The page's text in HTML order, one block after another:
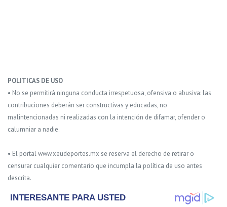
POLITICAS DE USO
• No se permitirá ninguna conducta irrespetuosa, ofensiva o abusiva: las
contribuciones deberán ser constructivas y educadas, no
malintencionadas ni realizadas con la intención de difamar, ofender o
calumniar a nadie.
• El portal www.xeudeportes.mx se reserva el derecho de retirar o
censurar cualquier comentario que incumpla la política de uso antes
descrita.